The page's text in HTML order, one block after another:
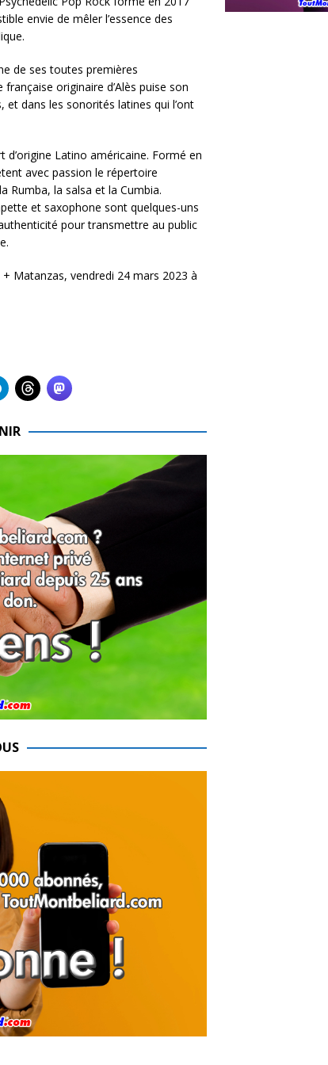
envie de mêler l’essence des
de ses toutes premières
originaire d’Alès puise son
dans les sonorités latines qui l’ont
Latino américaine. Formé en
avec passion le répertoire
Rumba, la salsa et la Cumbia.
et saxophone sont quelques-uns
pour transmettre au public
Matanzas, vendredi 24 mars 2023 à